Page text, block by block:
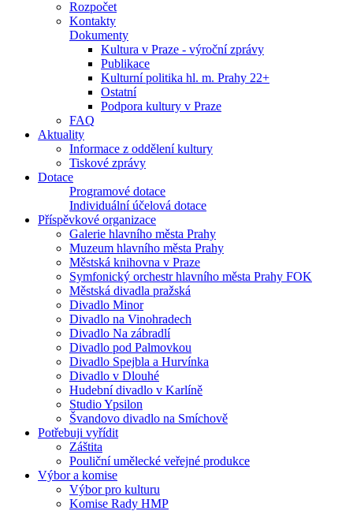
Rozpočet
Kontakty
Dokumenty
Kultura v Praze - výroční zprávy
Publikace
Kulturní politika hl. m. Prahy 22+
Ostatní
Podpora kultury v Praze
FAQ
Aktuality
Informace z oddělení kultury
Tiskové zprávy
Dotace
Programové dotace
Individuální účelová dotace
Příspěvkové organizace
Galerie hlavního města Prahy
Muzeum hlavního města Prahy
Městská knihovna v Praze
Symfonický orchestr hlavního města Prahy FOK
Městská divadla pražská
Divadlo Minor
Divadlo na Vinohradech
Divadlo Na zábradlí
Divadlo pod Palmovkou
Divadlo Spejbla a Hurvínka
Divadlo v Dlouhé
Hudební divadlo v Karlíně
Studio Ypsilon
Švandovo divadlo na Smíchově
Potřebuji vyřídit
Záštita
Pouliční umělecké veřejné produkce
Výbor a komise
Výbor pro kulturu
Komise Rady HMP